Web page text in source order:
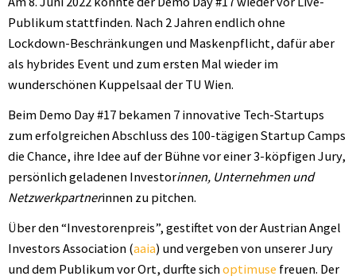
Publikum stattfinden. Nach 2 Jahren endlich ohne
Lockdown-Beschränkungen und Maskenpflicht, dafür aber
als hybrides Event und zum ersten Mal wieder im
wunderschönen Kuppelsaal der TU Wien.
Beim Demo Day #17 bekamen 7 innovative Tech-Startups
zum erfolgreichen Abschluss des 100-tägigen Startup Camps
die Chance, ihre Idee auf der Bühne vor einer 3-köpfigen Jury,
persönlich geladenen Investorinnen, Unternehmen und
Netzwerkpartnerinnen zu pitchen.
Über den “Investorenpreis”, gestiftet von der Austrian Angel
Investors Association (aaia) und vergeben von unserer Jury
und dem Publikum vor Ort, durfte sichoptimuse freuen. Der